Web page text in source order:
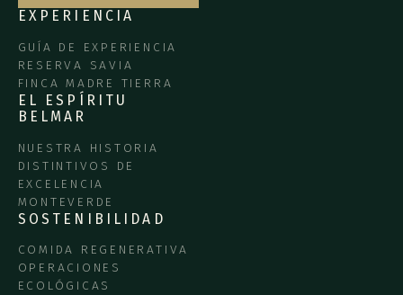
EXPERIENCIA
GUÍA DE EXPERIENCIA
RESERVA SAVIA
FINCA MADRE TIERRA
EL ESPÍRITU
BELMAR
NUESTRA HISTORIA
DISTINTIVOS DE
EXCELENCIA
MONTEVERDE
SOSTENIBILIDAD
COMIDA REGENERATIVA
OPERACIONES
ECOLÓGICAS